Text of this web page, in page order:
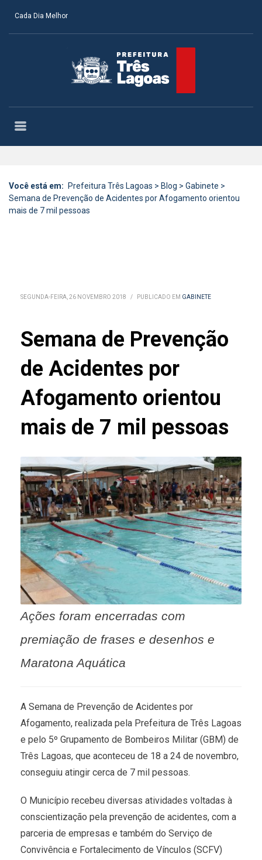
Cada Dia Melhor
Você está em: Prefeitura Três Lagoas > Blog > Gabinete >
Semana de Prevenção de Acidentes por Afogamento orientou
mais de 7 mil pessoas
SEGUNDA-FEIRA, 26 NOVEMBRO 2018 / PUBLICADO EM GABINETE
Semana de Prevenção
de Acidentes por
Afogamento orientou
mais de 7 mil pessoas
Ações foram encerradas com
premiação de frases e desenhos e
Maratona Aquática
A Semana de Prevenção de Acidentes por
Afogamento, realizada pela Prefeitura de Três Lagoas
e pelo 5º Grupamento de Bombeiros Militar (GBM) de
Três Lagoas, que aconteceu de 18 a 24 de novembro,
conseguiu atingir cerca de 7 mil pessoas.
O Município recebeu diversas atividades voltadas à
conscientização pela prevenção de acidentes, com a
parceria de empresas e também do Serviço de
Convivência e Fortalecimento de Vínculos (SCFV)